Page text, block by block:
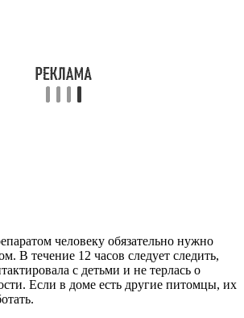
человеку обязательно нужно
В течение 12 часов следует следить,
с детьми и не терлась о
Если в доме есть другие питомцы, их